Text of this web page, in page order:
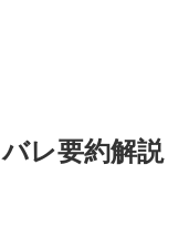
レ要約解説